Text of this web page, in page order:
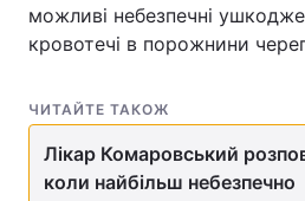
можливі небезпечні
кровотечі в порожнини
ЧИТАЙТЕ ТАКОЖ
Лікар Комаровський
коли найбільш небезпечно